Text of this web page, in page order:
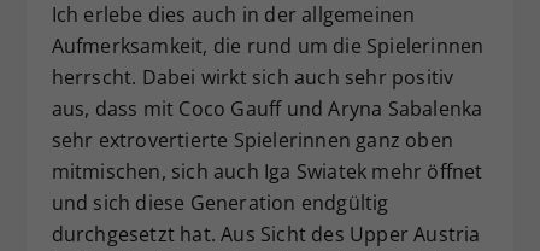
Ich erlebe dies auch in der allgemeinen
Aufmerksamkeit, die rund um die Spielerinnen
herrscht. Dabei wirkt sich auch sehr positiv
aus, dass mit Coco Gauff und Aryna Sabalenka
sehr extrovertierte Spielerinnen ganz oben
mitmischen, sich auch Iga Swiatek mehr öffnet
und sich diese Generation endgültig
durchgesetzt hat. Aus Sicht des Upper Austria